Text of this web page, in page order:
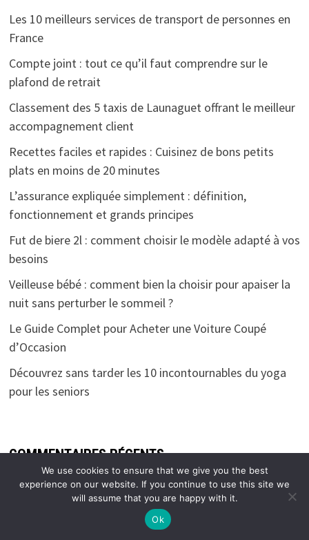
Les 10 meilleurs services de transport de personnes en
France
Compte joint : tout ce qu’il faut comprendre sur le
plafond de retrait
Classement des 5 taxis de Launaguet offrant le meilleur
accompagnement client
Recettes faciles et rapides : Cuisinez de bons petits
plats en moins de 20 minutes
L’assurance expliquée simplement : définition,
fonctionnement et grands principes
Fut de biere 2l : comment choisir le modèle adapté à vos
besoins
Veilleuse bébé : comment bien la choisir pour apaiser la
nuit sans perturber le sommeil ?
Le Guide Complet pour Acheter une Voiture Coupé
d’Occasion
Découvrez sans tarder les 10 incontournables du yoga
pour les seniors
COMMENTAIRES RÉCENTS
Debuissondanscomment nettoyer un chauffe-eau avec
Quels sont les atouts d’un logiciel
We use cookies to ensure that we give you the best
experience on our website. If you continue to use this site we
will assume that you are happy with it.
Ok